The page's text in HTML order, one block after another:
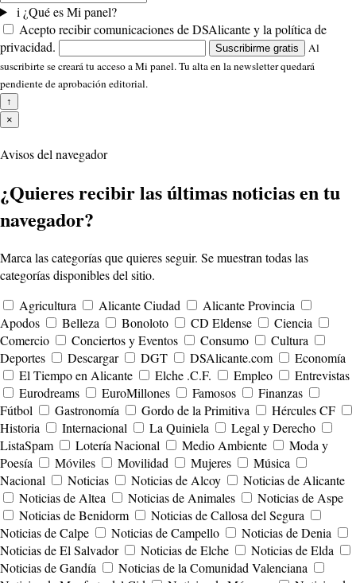
i ¿Qué es Mi panel?
Acepto recibir comunicaciones de DSAlicante y la política de
privacidad.
Suscribirme gratis
Al
suscribirte se creará tu acceso a Mi panel. Tu alta en la newsletter quedará
pendiente de aprobación editorial.
↑
×
Avisos del navegador
¿Quieres recibir las últimas noticias en tu
navegador?
Marca las categorías que quieres seguir. Se muestran todas las
categorías disponibles del sitio.
Agricultura
Alicante Ciudad
Alicante Provincia
Apodos
Belleza Bonoloto CD Eldense
Ciencia
Comercio
Conciertos y Eventos Consumo
Cultura
Deportes
Descargar DGT DSAlicante.com
Economía
El Tiempo en Alicante
Elche .C.F. Empleo
Entrevistas
Eurodreams
EuroMillones Famosos
Finanzas
Fútbol
Gastronomía Gordo de la Primitiva
Hércules CF
Historia
Internacional La Quiniela
Legal y Derecho
ListaSpam
Lotería Nacional Medio Ambiente
Moda y
Poesía
Móviles Movilidad Mujeres
Música
Nacional
Noticias Noticias de Alcoy
Noticias de Alicante
Noticias de Altea
Noticias de Animales
Noticias de Aspe
Noticias de Benidorm
Noticias de Callosa del Segura
Noticias de Calpe
Noticias de Campello
Noticias de Denia
Noticias de El Salvador
Noticias de Elche
Noticias de Elda
Noticias de Gandía
Noticias de la Comunidad Valenciana